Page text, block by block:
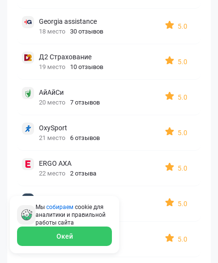
Georgia assistance
18 место 30 отзывов
5.0
Д2 Страхование
19 место 10 отзывов
5.0
АйАйСи
20 место 7 отзывов
5.0
OxySport
21 место 6 отзывов
5.0
ERGO AXA
22 место 2 отзыва
5.0
23 место 1 отзыв
5.0
УралСиб
5.0
Мы собираем cookie для
аналитики и правильной
работы сайта
Окей